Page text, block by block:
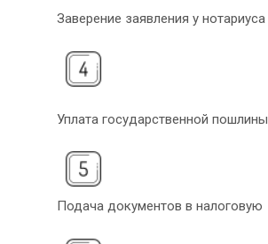
Заверение заявления у нотариуса
Уплата государственной пошлины
Подача документов в налоговую